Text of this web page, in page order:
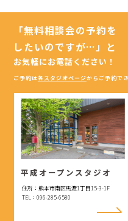
「無料相談会の予約を
したいのですが…」
と
お気軽にお電話ください！
ご予約は各スタジオページからご予約でき
平成オープンスタジオ
住所：熊本市南区馬渡1丁目15-3-1F
TEL：096-285-6580